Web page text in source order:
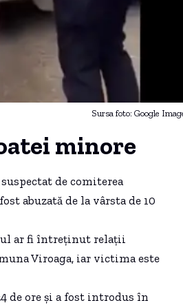
Sursa foto: Google
minore
de comiterea
abuzată de la vârsta de 10
ar fi întreținut relații
Viroaga, iar victima este
ore și a fost introdus în